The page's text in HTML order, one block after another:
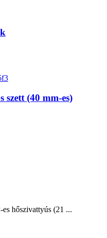
szett (40 mm-es)
hőszivattyús (21 ...